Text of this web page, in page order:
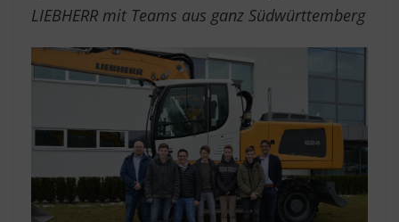
LIEBHERR mit Teams aus ganz Südwürttemberg